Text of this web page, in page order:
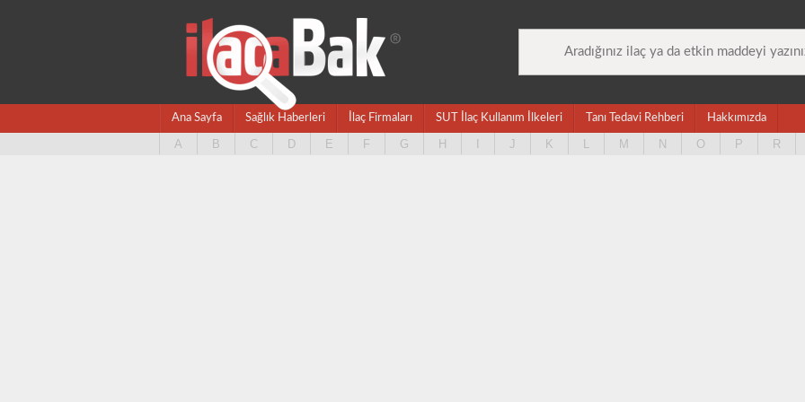
Ana Sayfa Sağlık Haberleri İlaç Firmaları SUT İlaç Kullanım İlkeleri Tanı Tedavi Rehberi Hakkımızda
A B C D E F G H J K L M N O P R